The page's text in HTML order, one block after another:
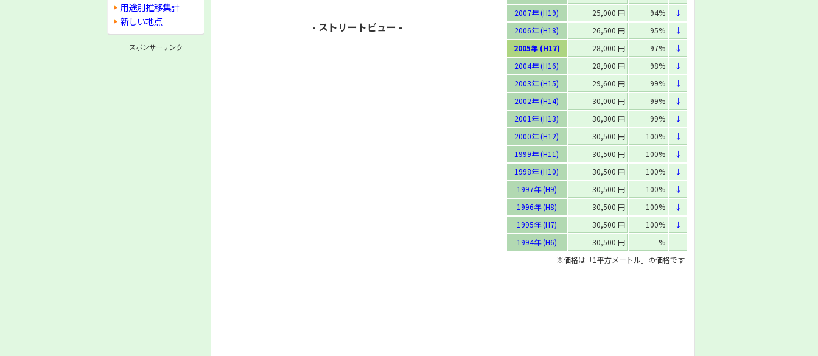
- ストリートビュー -
2007年 (H19)
25,000 円 94%
↓
2006年 (H18)
26,500 円 95%
↓
2005年 (H17)
28,000 円 97%
↓
2004年 (H16)
28,900 円 98%
↓
2003年 (H15)
29,600 円 99%
↓
2002年 (H14)
30,000 円 99%
↓
2001年 (H13)
30,300 円 99%
↓
2000年 (H12)
30,500 円 100%
↓
1999年 (H11)
30,500 円 100%
↓
1998年 (H10)
30,500 円 100%
↓
1997年 (H9)
30,500 円 100%
↓
1996年 (H8)
30,500 円 100%
↓
1995年 (H7)
30,500 円 100%
↓
1994年 (H6)
30,500 円
%
※価格は「1平方メートル」の価格です
用途別推移集計
新しい地点
スポンサーリンク